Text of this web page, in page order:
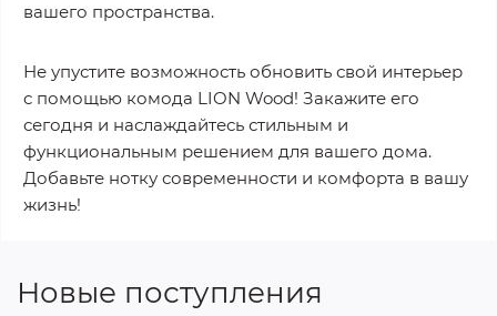
вашего пространства.
Не упустите возможность обновить свой интерьер
с помощью комода LION Wood! Закажите его
сегодня и наслаждайтесь стильным и
функциональным решением для вашего дома.
Добавьте нотку современности и комфорта в вашу
жизнь!
Новые поступления